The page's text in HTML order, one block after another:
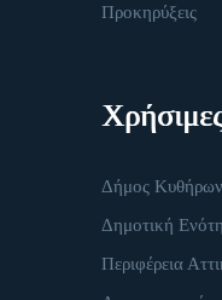
Προκηρύξεις
Δήμος Κυθήρων
Δημοτική
Περιφέρεια